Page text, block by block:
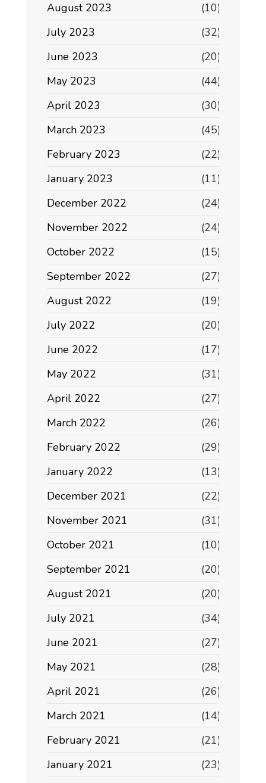
August 2023
(10)
July 2023
(32)
June 2023
(20)
May 2023
(44)
April 2023
(30)
March 2023
(45)
February 2023
(22)
January 2023
(11)
December 2022
(24)
November 2022
(24)
October 2022
(15)
September 2022
(27)
August 2022
(19)
July 2022
(20)
June 2022
(17)
May 2022
(31)
April 2022
(27)
March 2022
(26)
February 2022
(29)
January 2022
(13)
December 2021
(22)
November 2021
(31)
October 2021
(10)
September 2021
(20)
August 2021
(20)
July 2021
(34)
June 2021
(27)
May 2021
(28)
April 2021
(26)
March 2021
(14)
February 2021
(21)
January 2021
(23)